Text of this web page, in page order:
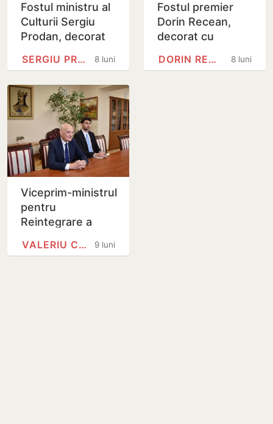
Fostul ministru al
Culturii Sergiu
Prodan, decorat
Ordinul de Merit8 luni
SERGIU PRODAN
Fostul premier
Dorin Recean,
decorat cu
„Cneazului…
8 luni
DORIN RECEAN
Viceprim-ministrul
pentru
Reintegrare a
ambasadorul
9 luni
VALERIU CHIVERI